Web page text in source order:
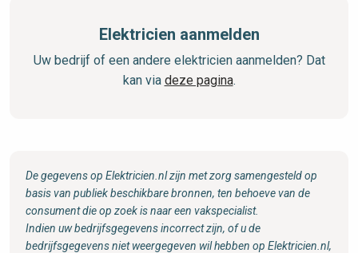
Elektricien aanmelden
Uw bedrijf of een andere elektricien aanmelden? Dat
kan via deze pagina.
De gegevens op Elektricien.nl zijn met zorg samengesteld op
basis van publiek beschikbare bronnen, ten behoeve van de
consument die op zoek is naar een vakspecialist.
Indien uw bedrijfsgegevens incorrect zijn, of u de
bedrijfsgegevens niet weergegeven wil hebben op Elektricien.nl,